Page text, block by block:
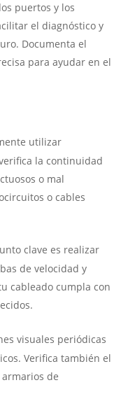
puertos y los
el diagnóstico y
Documenta el
para ayudar en el
utilizar
la continuidad
o mal
o cables
clave es realizar
de velocidad y
cableado cumpla con
visuales periódicas
Verifica también el
de